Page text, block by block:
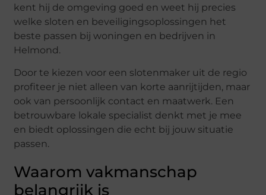
kent hij de omgeving goed en weet hij precies
welke sloten en beveiligingsoplossingen het
beste passen bij woningen en bedrijven in
Helmond.
Door te kiezen voor een slotenmaker uit de regio
profiteer je niet alleen van korte aanrijtijden, maar
ook van persoonlijk contact en maatwerk. Een
betrouwbare lokale specialist denkt met je mee
en biedt oplossingen die echt bij jouw situatie
passen.
Waarom vakmanschap
belangrijk is